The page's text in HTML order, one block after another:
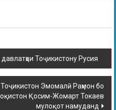
Тоҷикистону Русия
Эмомалӣ Раҳмон бо
Қосим-Жомарт Токаев
мулоқот намуданд